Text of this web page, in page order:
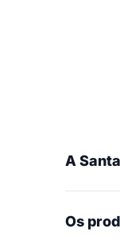
A
Os